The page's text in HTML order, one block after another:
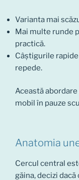
Varianta mai
Mai multe runde
practică.
Câștigurile
repede.
Această
mobil în pauze
Anatomia
Cercul central
găina, decizi